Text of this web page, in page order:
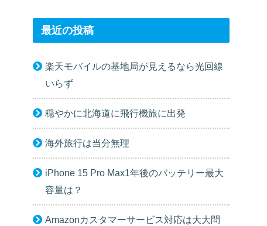
最近の投稿
楽天モバイルの基地局が見えるなら光回線
いらず
穏やかに北海道に飛行機旅に出発
海外旅行は当分無理
iPhone 15 Pro Max1年後のバッテリー最大
容量は？
Amazonカスタマーサービス対応は大大問